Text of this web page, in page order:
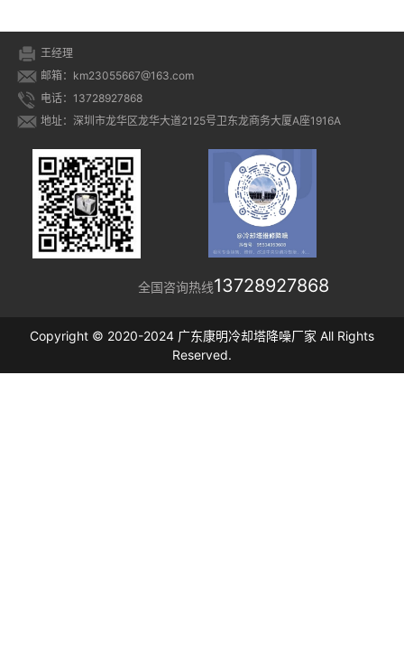
王经理
邮箱：km23055667@163.com
电话：13728927868
地址：深圳市龙华区龙华大道2125号卫东龙商务大厦A座1916A
全国咨询热线13728927868
Copyright © 2020-2024 广东康明冷却塔降噪厂家 All Rights
Reserved.